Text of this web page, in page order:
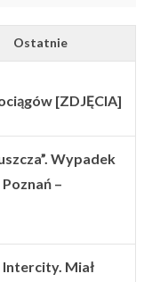
Ostatnie
[ZDJĘCIA]
Wypadek
–
Intercity. Miał